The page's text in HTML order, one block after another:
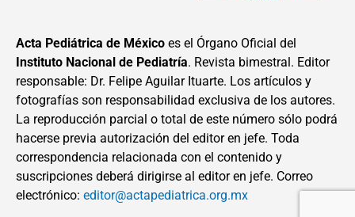
Acta Pediátrica de México es el Órgano Oficial del
Instituto Nacional de Pediatría. Revista bimestral. Editor
responsable: Dr. Felipe Aguilar Ituarte. Los artículos y
fotografías son responsabilidad exclusiva de los autores.
La reproducción parcial o total de este número sólo podrá
hacerse previa autorización del editor en jefe. Toda
correspondencia relacionada con el contenido y
suscripciones deberá dirigirse al editor en jefe. Correo
electrónico: editor@actapediatrica.org.mx